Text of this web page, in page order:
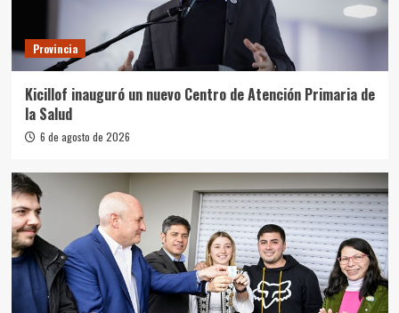
Provincia
Kicillof inauguró un nuevo Centro de Atención Primaria de
la Salud
6 de agosto de 2026